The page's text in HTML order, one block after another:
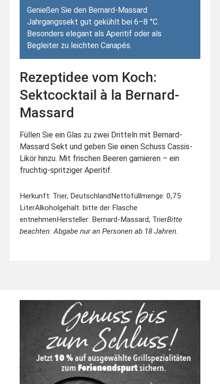
Genießen Sie den Bernard-Massard
Jahrgangssekt gut gekühlt bei 6–8 °C.
Besonders elegant als Aperitif oder als
Begleiter zu leichten Canapés.
Rezeptidee vom Koch:
Sektcocktail à la Bernard-
Massard
Füllen Sie ein Glas zu zwei Dritteln mit Bernard-
Massard Sekt und geben Sie einen Schuss Cassis-
Likör hinzu. Mit frischen Beeren garnieren – ein
fruchtig-spritziger Aperitif.
Herkunft: Trier, DeutschlandNettofüllmenge: 0,75
LiterAlkoholgehalt: bitte der Flasche
entnehmenHersteller: Bernard-Massard, TrierBitte
beachten: Abgabe nur an Personen ab 18 Jahren.